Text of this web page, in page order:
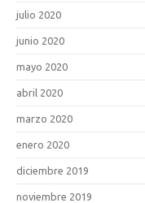
julio 2020
junio 2020
mayo 2020
abril 2020
marzo 2020
enero 2020
diciembre 2019
noviembre 2019